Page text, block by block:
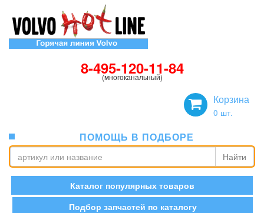
8-495-120-11-84
(многоканальный)
Корзина
0 шт.
ПОМОЩЬ В ПОДБОРЕ
Найти
Каталог популярных товаров
Подбор запчастей по каталогу